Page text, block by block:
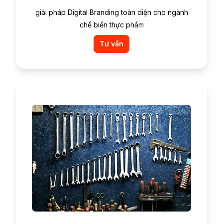
giải pháp Digital Branding toàn diện cho ngành
chế biến thực phẩm
Tư vấn